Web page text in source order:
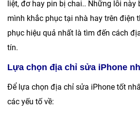
liệt, đơ hay pin bị chai.. Những lỗi này
mình khắc phục tại nhà hay trên điện
phục hiệu quả nhất là tìm đến cách
tín.
Lựa chọn địa chỉ sửa iPhone
Để lựa chọn địa chỉ sửa iPhone tốt
các yếu tố về: